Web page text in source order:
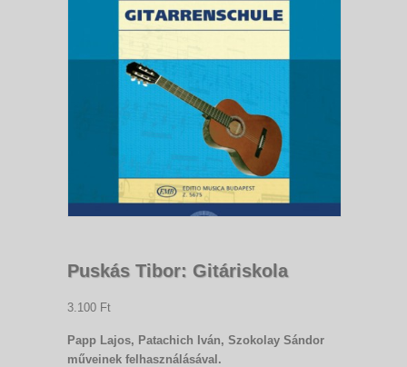
Puskás Tibor: Gitáriskola
3.100 Ft
Papp Lajos, Patachich Iván, Szokolay Sándor
műveinek felhasználásával.